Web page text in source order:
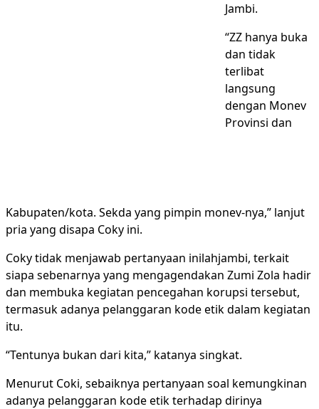
Jambi.
“ZZ hanya buka
dan tidak
terlibat
langsung
dengan Monev
Provinsi dan
Kabupaten/kota. Sekda yang pimpin monev-nya,” lanjut
pria yang disapa Coky ini.
Coky tidak menjawab pertanyaan inilahjambi, terkait
siapa sebenarnya yang mengagendakan Zumi Zola hadir
dan membuka kegiatan pencegahan korupsi tersebut,
termasuk adanya pelanggaran kode etik dalam kegiatan
itu.
“Tentunya bukan dari kita,” katanya singkat.
Menurut Coki, sebaiknya pertanyaan soal kemungkinan
adanya pelanggaran kode etik terhadap dirinya